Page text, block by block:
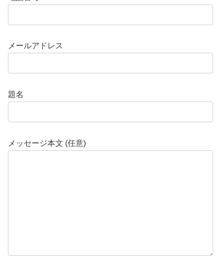
メールアドレス
題名
メッセージ本文 (任意)